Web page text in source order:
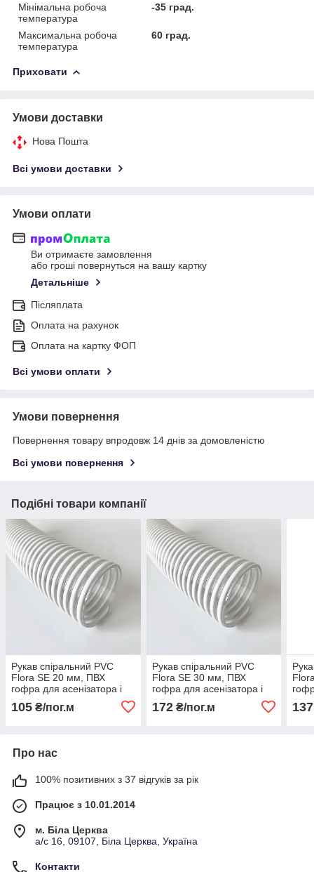
Мінімальна робоча
температура
-35 град.
Максимальна робоча
температура
60 град.
Приховати
Умови доставки
Нова Пошта
Всі умови доставки
Умови оплати
Ви отримаєте замовлення
або гроші повернуться на вашу картку
Детальніше
Післяплата
Оплата на рахунок
Оплата на картку ФОП
Всі умови оплати
Умови повернення
Повернення товару впродовж 14 днів за домовленістю
Всі умови повернення
Подібні товари компанії
Рукав спіральний PVC
Flora SE 20 мм, ПВХ
гофра для асенізатора і
105 ₴/пог.м
Рукав спіральний PVC
Flora SE 30 мм, ПВХ
гофра для асенізатора і
172₴/пог.м 137
Про нас
100% позитивних з 37 відгуків за рік
Працює з 10.01.2014
м. Біла Церква
а/с 16, 09107, Біла Церква, Україна
Контакти